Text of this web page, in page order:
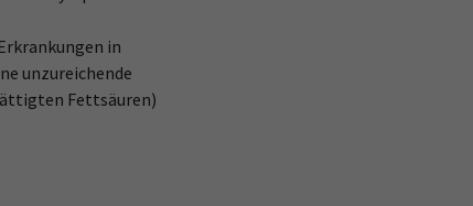
in
unzureichende
Fettsäuren)